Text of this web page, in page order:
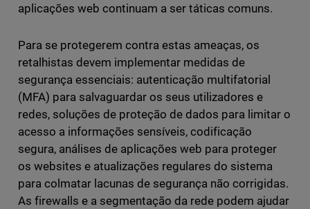
aplicações web continuam a ser táticas comuns.
Para se protegerem contra estas ameaças, os
retalhistas devem implementar medidas de
segurança essenciais: autenticação multifatorial
(MFA) para salvaguardar os seus utilizadores e
redes, soluções de proteção de dados para limitar o
acesso a informações sensíveis, codificação
segura, análises de aplicações web para proteger
os websites e atualizações regulares do sistema
para colmatar lacunas de segurança não corrigidas.
As firewalls e a segmentação da rede podem ajudar